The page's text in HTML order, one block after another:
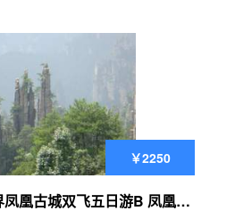
￥2250
凰古城双飞五日游B 凤凰古